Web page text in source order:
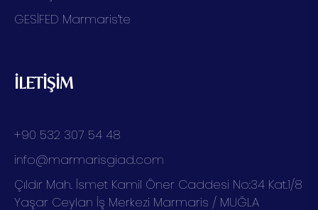
GESİFED Marmaris’te
İLETİŞİM
+90 532 307 54 48
info@marmarisgiad.com
Çıldır Mah. İsmet Kamil Öner Caddesi No:34 Kat.1/8
Yaşar Ceylan İş Merkezi Marmaris / MUĞLA